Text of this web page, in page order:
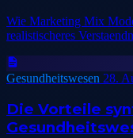
Wie Marketing Mix
realistischeres
Gesundheitswesen 28.
Die Vorteile